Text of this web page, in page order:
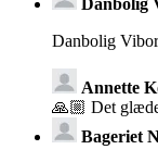
Danbolig
Danbolig
Annette
🙏🏼 Det
Bageriet